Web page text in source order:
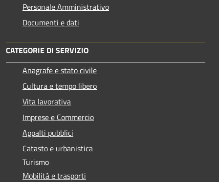
Personale Amministrativo
Documenti e dati
CATEGORIE DI SERVIZIO
Anagrafe e stato civile
Cultura e tempo libero
Vita lavorativa
Imprese e Commercio
Appalti pubblici
Catasto e urbanistica
Turismo
Mobilità e trasporti